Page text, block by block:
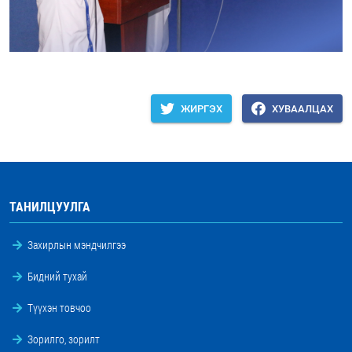
ЖИРГЭХ ХУВААЛЦАХ
ТАНИЛЦУУЛГА
Захирлын мэндчилгээ
Бидний тухай
Түүхэн товчоо
Зорилго, зорилт